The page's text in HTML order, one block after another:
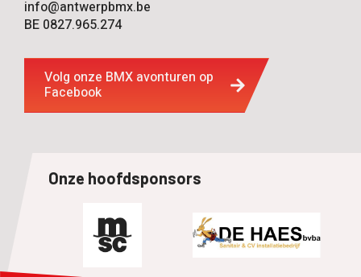
info@antwerpbmx.be
BE 0827.965.274
Volg onze BMX avonturen op
Facebook
Onze hoofdsponsors